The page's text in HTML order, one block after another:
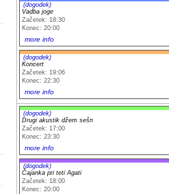
(dogodek)
Vadba joge
Začetek: 18:30
Konec: 20:00
more info
(dogodek)
Koncert
Začetek: 19:06
Konec: 22:30
more info
(dogodek)
Drugi akustik džem sešn
Začetek: 17:00
Konec: 23:30
more info
(dogodek)
Čajanka pri teti Agati
Začetek: 18:00
Konec: 20:00